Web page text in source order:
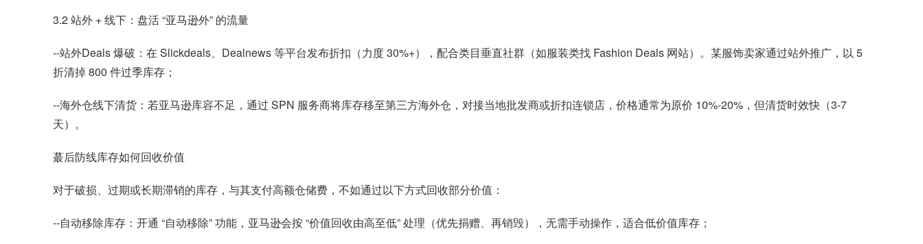
3.2 站外 + 线下：盘活 “亚马逊外” 的流量
--站外Deals 爆破：在 Slickdeals、Dealnews 等平台发布折扣（力度 30%+），配合类目垂直社群（如服装类找 Fashion Deals 网站）。某服饰卖家通过站外推广，以 5
折清掉 800 件过季库存；
--海外仓线下清货：若亚马逊库容不足，通过 SPN 服务商将库存移至第三方海外仓，对接当地批发商或折扣连锁店，价格通常为原价 10%-20%，但清货时效快（3-7
天）。
蕞后防线库存如何回收价值
对于破损、过期或长期滞销的库存，与其支付高额仓储费，不如通过以下方式回收部分价值：
--自动移除库存：开通 “自动移除” 功能，亚马逊会按 “价值回收由高至低” 处理（优先捐赠、再销毁），无需手动操作，适合低价值库存；